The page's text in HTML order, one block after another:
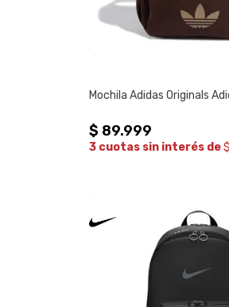
Mochila Adidas Originals
$ 89.999
3 cuotas sin interés de